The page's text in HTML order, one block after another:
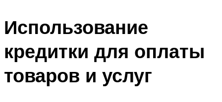
Использование
кредитки для оплаты
товаров и услуг